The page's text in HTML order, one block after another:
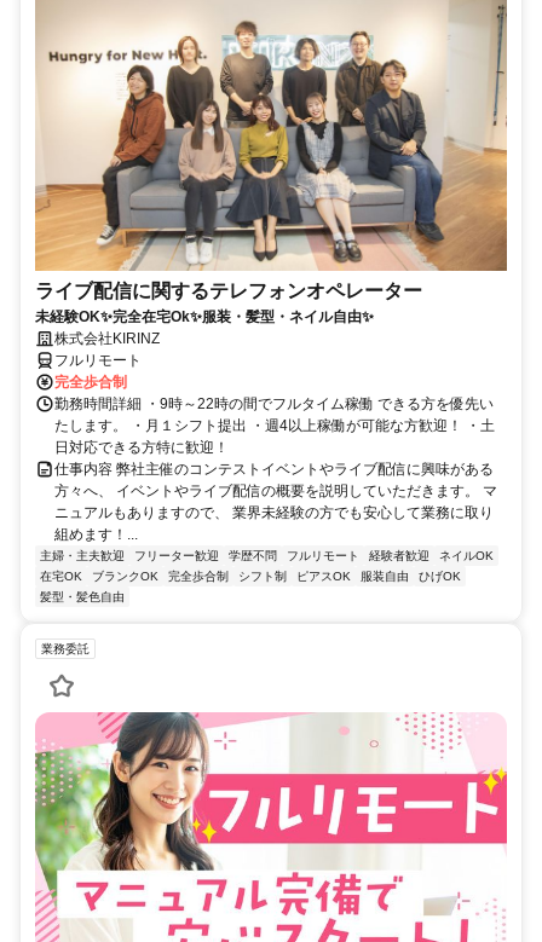
ライブ配信に関するテレフォンオペレーター
未経験OK✨完全在宅Ok✨服装・髪型・ネイル自由✨
株式会社KIRINZ
フルリモート
完全歩合制
勤務時間詳細 ・9時～22時の間でフルタイム稼働 できる方を優先い
たします。 ・月１シフト提出 ・週4以上稼働が可能な方歓迎！ ・土
日対応できる方特に歓迎！
仕事内容 弊社主催のコンテストイベントやライブ配信に興味がある
方々へ、 イベントやライブ配信の概要を説明していただきます。 マ
ニュアルもありますので、 業界未経験の方でも安心して業務に取り
組めます！...
主婦・主夫歓迎 フリーター歓迎 学歴不問 フルリモート 経験者歓迎
ネイルOK
在宅OK
ブランクOK 完全歩合制 シフト制 ピアスOK 服装自由
ひげOK
髪型・髪色自由
業務委託